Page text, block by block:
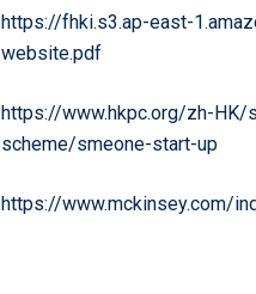
https://fhki.s3.ap-east-
website.pdf
https://www.hkpc.org/zh-
scheme/smeone-start-up
https://www.mckinsey.com/